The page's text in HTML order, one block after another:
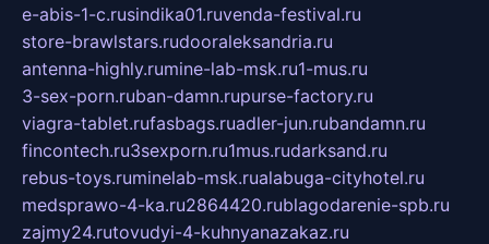
e-abis-1-c.rusindika01.ruvenda-festival.ru
store-brawlstars.rudooraleksandria.ru
antenna-highly.rumine-lab-msk.ru1-mus.ru
3-sex-porn.ruban-damn.rupurse-factory.ru
viagra-tablet.rufasbags.ruadler-jun.rubandamn.ru
fincontech.ru3sexporn.ru1mus.rudarksand.ru
rebus-toys.ruminelab-msk.rualabuga-cityhotel.ru
medsprawo-4-ka.ru2864420.rublagodarenie-spb.ru
zajmy24.rutovudyi-4-kuhnyanazakaz.ru